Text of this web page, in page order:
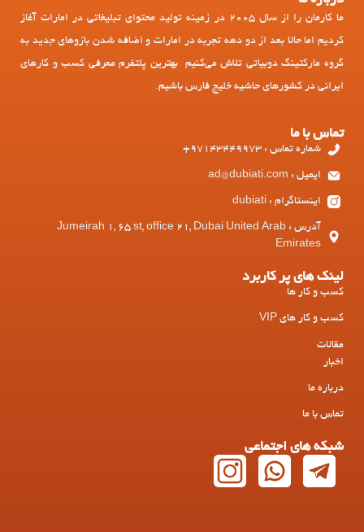
ما کارمان را از سال 2005 در زمینه تولید محتوای تبلیغاتی در امارات آغاز
کردیم اما حالا بعد از دو دهه تجربه در امارات و اضافه شدن بازوهای جدید به
گروه مارکتینگ دوبیاتی تلاش می‌کنیم بهترین پلتفرم معرفی کسب و کارهای
ایرانی در کشورهای حاشیه خلیج فارس باشیم.
تماس با ما
شماره تماس : 97143449973+
ایمیل : ad@dubiati.com
اینستاگرام : dubiati
آدرس : Jumeirah 1, 65 st, office 21, Dubai United Arab
Emirates
لینک های پر کاربرد
کسب و کار ها
کسب و کار های VIP
مقالات
اخبار
درباره ما
تماس با ما
شبکه های اجتماعی